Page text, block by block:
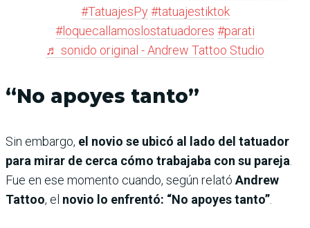
#TatuajesPy #tatuajestiktok
#loquecallamoslostatuadores #parati
♬ sonido original - Andrew Tattoo Studio
“No apoyes tanto”
Sin embargo, el novio se ubicó al lado del tatuador
para mirar de cerca cómo trabajaba con su pareja
Fue en ese momento cuando, según relató Andrew
Tattoo, el novio lo enfrentó: “No apoyes tanto”